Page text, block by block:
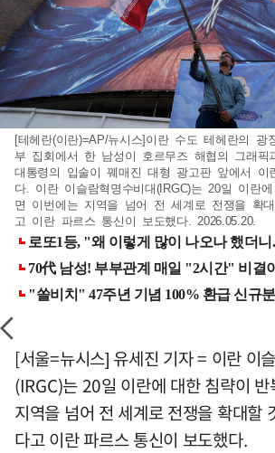
[테헤란(이란)=AP/뉴시스]이란 수도 테헤란의 광
부 집회에서 한 남성이 호르무즈 해협의 그래픽
대통령의 입술이 꿰매진 대형 광고판 앞에서 이
다. 이란 이슬람혁명수비대(IRGC)는 20일 이란
면 이번에는 지역을 넘어 전 세계로 전쟁을 확
고 이란 파르스 통신이 보도했다. 2026.05.20.
[서울=뉴시스] 유세진 기자 = 이란 이
(IRGC)는 20일 이란에 대한 침략이
지역을 넘어 전 세계로 전쟁을 확대할
다고 이란 파르스 통신이 보도했다.